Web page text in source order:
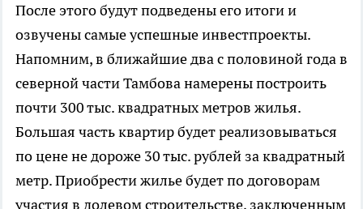
После этого будут подведены его итоги и
озвучены самые успешные инвестпроекты.
Напомним, в ближайшие два с половиной года в
северной части Тамбова намерены построить
почти 300 тыс. квадратных метров жилья.
Большая часть квартир будет реализовываться
по цене не дороже 30 тыс. рублей за квадратный
метр. Приобрести жилье будет по договорам
участия в долевом строительстве, заключенным